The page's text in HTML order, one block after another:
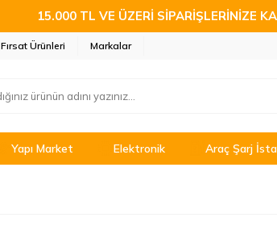
15.000 TL VE ÜZERİ SİPARİŞLERİNİZE
Fırsat Ürünleri Markalar
Yapı Market Elektronik Araç Şarj